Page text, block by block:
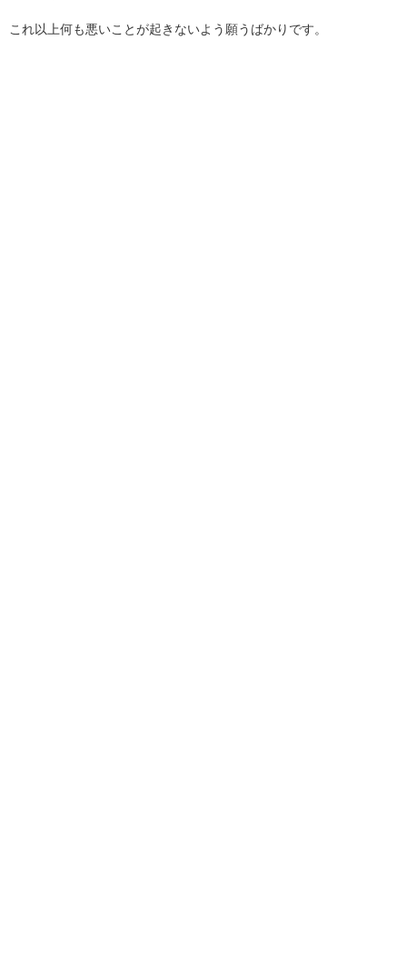
これ以上何も悪いことが起きないよう願うばかりです。